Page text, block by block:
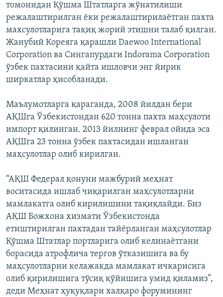
томонидан Қўшма Штатларга жўнатилиши
режалаштирилган ёки режалаштирилаётган пахта
махсулотларига тақиқ жорий этишни талаб қилган.
Жанубий Кореяга қарашли Daewoo International
Corporation ва Сингапурдаги Indorama Corporation
ўзбек пахтасини қайта ишловчи энг йирик
ширкатлар ҳисобланади.
Маълумотларга қараганда, 2008 йилдан бери
АҚШга Ўзбекистондан 620 тонна пахта маҳсулоти
импорт қилинган. 2013 йилнинг феврал ойида эса
АҚШга 23 тонна ўзбек пахтасидан ишланган
маҳсулотлар олиб кирилган.
“АҚШ Федерал қонуни мажбурий меҳнат
воситасида ишлаб чиқарилган маҳсулотларни
мамлакатга олиб кирилишини тақиқлайди. Биз
АҚШ Божхона хизмати Ўзбекистонда
етиштирилган пахтадан тайёрланган маҳсулотлар
Қўшма Штатлар портларига олиб келинаётгани
борасида атрофлича тергов ўтказишига ва бу
маҳсулотларни келажакда мамлакат ичкарисига
олиб қирилишига тўсиқ қўйишига умид қиламиз”,
деди Меҳнат ҳуқуқлари халқаро форумининг